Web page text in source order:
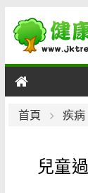
男性
首頁 疾病
兒童